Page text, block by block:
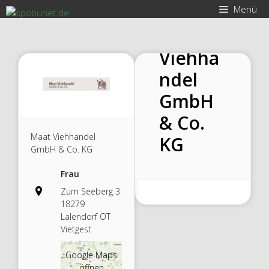
Zum
Inhalt
Menü
Maat Viehhandel
GmbH & Co. KG
Frau
Zum Seeberg 3
18279
Lalendorf OT
Vietgest
Google Maps
Viehha
ndel
GmbH
& Co.
KG